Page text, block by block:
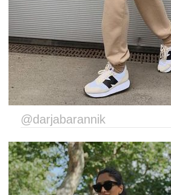
@darjabarannik